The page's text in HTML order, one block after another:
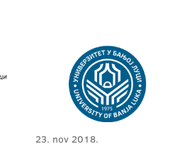
23. nov 2018.